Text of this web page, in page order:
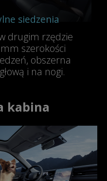
siedzenia
drugim rzędzie
szerokości
obszerna
i na nogi.
kabina